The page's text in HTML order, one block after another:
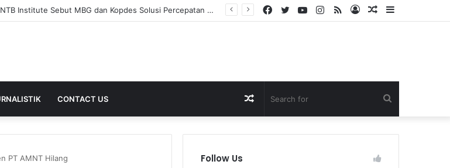
Dukung Program Prabowo Gibran, NTB Institute Sebut MBG dan Kopdes Solusi Percepatan Pembangunan Daerah 3T
Random
Log
RSS
Instagram
YouTube
Twitter
Facebook
CONTACT US
for
Random
Article
PT AMNT Hilang Follow Us